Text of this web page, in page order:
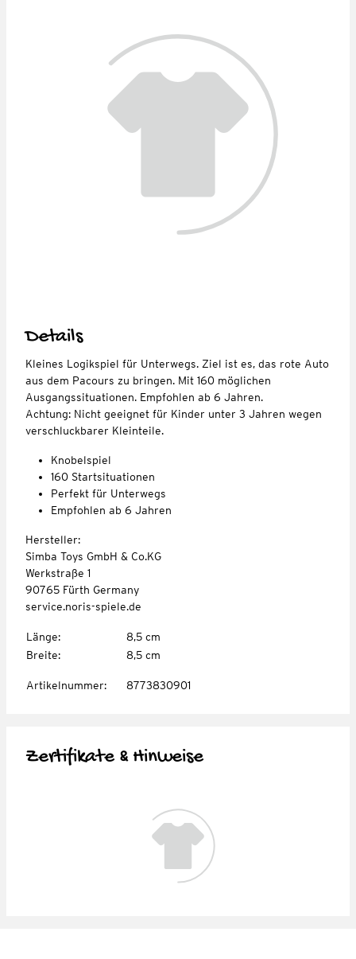
Details
Kleines Logikspiel für Unterwegs. Ziel ist es, das rote Auto
aus dem Pacours zu bringen. Mit 160 möglichen
Ausgangssituationen. Empfohlen ab 6 Jahren.
Achtung: Nicht geeignet für Kinder unter 3 Jahren wegen
verschluckbarer Kleinteile.
Knobelspiel
160 Startsituationen
Perfekt für Unterwegs
Empfohlen ab 6 Jahren
Hersteller:
Simba Toys GmbH & Co.KG
Werkstraße 1
90765 Fürth Germany
service.noris-spiele.de
Länge:
8,5 cm
Breite: 8,5 cm
Artikelnummer: 8773830901
Zertifikate & Hinweise